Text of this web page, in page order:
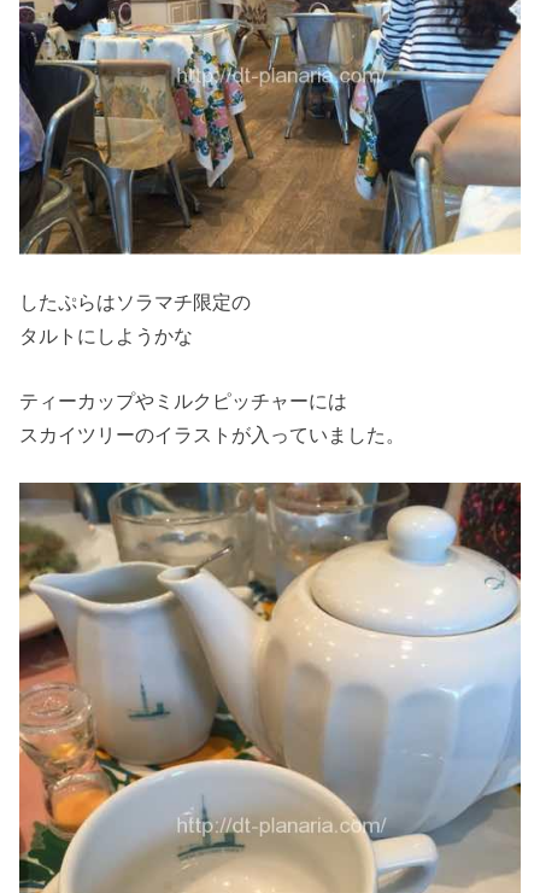
したぷらはソラマチ限定の
タルトにしようかな
ティーカップやミルクピッチャーには
スカイツリーのイラストが入っていました。